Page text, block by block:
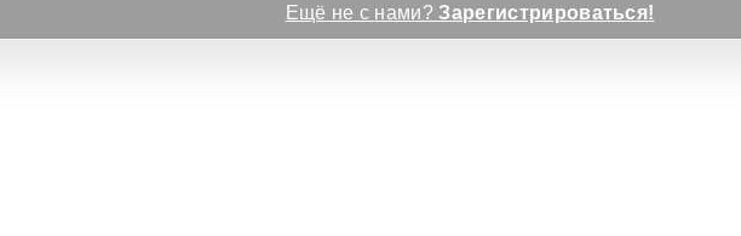
Ещё не с нами?Зарегистрироваться!